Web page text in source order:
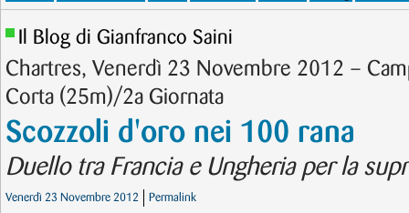
Il Blog di Gianfranco Saini
Chartres, Venerdì 23 Novembre 2012 –
Corta (25m)/2a Giornata
Scozzoli d'oro nei 100 rana
Duello tra Francia e Ungheria per la
Venerdì 23 Novembre 2012 Permalink